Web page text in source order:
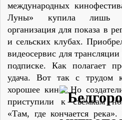
международных
Луны» купила лишь
организация для показа в
и сельских клубах.
видеосервис для
подписке. Как полагает
удача. Вот так с трудом
хорошее кино. Но
приступили к съёмкам
«Там, где кончается